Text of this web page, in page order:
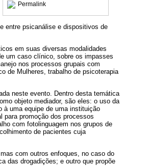
Permalink
entre psicanálise e dispositivos de
em suas diversas modalidades
um caso clínico, sobre os impasses
nos processos grupais com
de Mulheres, trabalho de psicoterapia
neste evento. Dentro desta temática
objeto mediador, são eles: o uso da
à uma equipe de uma instituição
para promoção dos processos
com fotolinguagem nos grupos de
de pacientes cuja
com outros enfoques, no caso do
das drogadições; e outro que propõe